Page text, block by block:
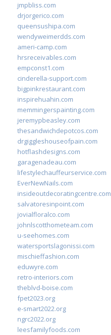
jmpbliss.com
drjorgerico.com
queensushipa.com
wendyweimerdds.com
ameri-camp.com
hrsreceivables.com
empconst1.com
cinderella-support.com
bigpinkrestaurant.com
inspirehuahin.com
memmingerspainting.com
jeremypbeasley.com
thesandwichdepotcos.com
drgiggleshouseofpain.com
hotflashdesigns.com
garagenadeau.com
lifestylechauffeurservice.com
EverNewNails.com
insideoutdecoratingcentre.com
salvatoresinpoint.com
jovialfloralco.com
johnlscotthometeam.com
u-seehomes.com
watersportslagonissi.com
mischieffashion.com
eduwyre.com
retro-interiors.com
theblvd-boise.com
fpet2023.org
e-smart2022.org
ngrc2022.org
leesfamilyfoods.com